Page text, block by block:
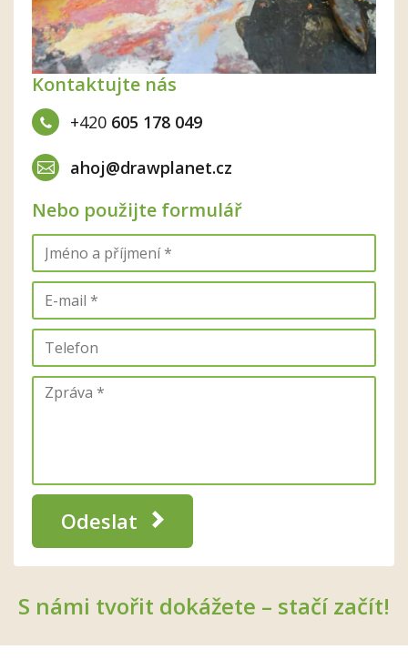
Kontaktujte nás
+420 605 178 049
ahoj@drawplanet.cz
Nebo použijte formulář
Odeslat
S námi tvořit dokážete – stačí začít!